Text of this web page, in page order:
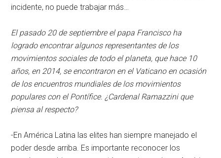
incidente, no puede trabajar más…
El pasado 20 de septiembre el papa Francisco ha
logrado encontrar algunos representantes de los
movimientos sociales de todo el planeta, que hace 10
años, en 2014, se encontraron en el Vaticano en ocasión
de los encuentros mundiales de los movimientos
populares con el Pontífice. ¿Cardenal Ramazzini que
piensa al respecto?
-En América Latina las elites han siempre manejado el
poder desde arriba. Es importante reconocer los